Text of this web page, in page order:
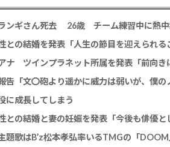
との結婚を発表「人生の節目を迎えられる
「文〇砲より遥かに威力は弱いが、僕の
に成長してしまう
との結婚と妻の妊娠を発表「今後も俳優と